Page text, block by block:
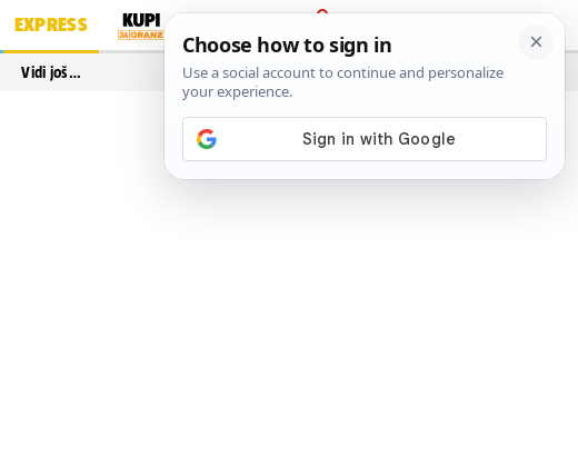
EXPRESS
PRIJAVA
Vidi još…